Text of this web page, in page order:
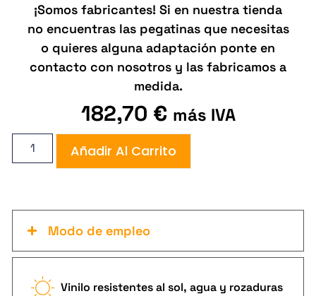
¡Somos fabricantes! Si en nuestra tienda
no encuentras las pegatinas que necesitas
o quieres alguna adaptación ponte en
contacto con nosotros y las fabricamos a
medida.
182,70 € más IVA
Añadir Al Carrito
Modo de empleo
Vinilo resistentes al sol, agua y rozaduras